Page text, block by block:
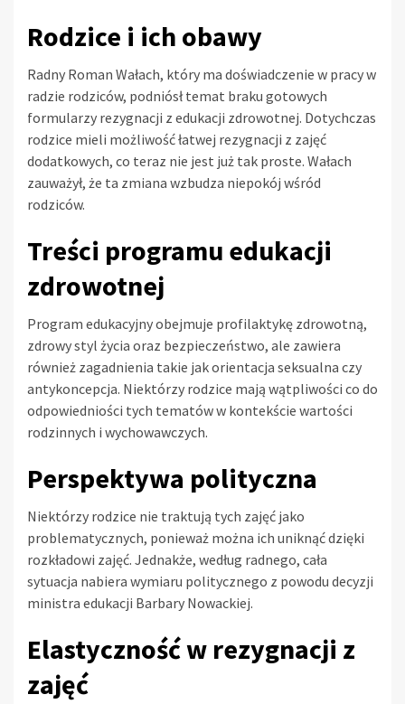
Rodzice i ich obawy
Radny Roman Wałach, który ma doświadczenie w pracy w
radzie rodziców, podniósł temat braku gotowych
formularzy rezygnacji z edukacji zdrowotnej. Dotychczas
rodzice mieli możliwość łatwej rezygnacji z zajęć
dodatkowych, co teraz nie jest już tak proste. Wałach
zauważył, że ta zmiana wzbudza niepokój wśród
rodziców.
Treści programu edukacji
zdrowotnej
Program edukacyjny obejmuje profilaktykę zdrowotną,
zdrowy styl życia oraz bezpieczeństwo, ale zawiera
również zagadnienia takie jak orientacja seksualna czy
antykoncepcja. Niektórzy rodzice mają wątpliwości co do
odpowiedniości tych tematów w kontekście wartości
rodzinnych i wychowawczych.
Perspektywa polityczna
Niektórzy rodzice nie traktują tych zajęć jako
problematycznych, ponieważ można ich uniknąć dzięki
rozkładowi zajęć. Jednakże, według radnego, cała
sytuacja nabiera wymiaru politycznego z powodu decyzji
ministra edukacji Barbary Nowackiej.
Elastyczność w rezygnacji z
zajęć